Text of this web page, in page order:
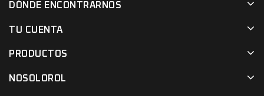
DÓNDE ENCONTRARNOS
TU CUENTA
PRODUCTOS
NOSOLOROL